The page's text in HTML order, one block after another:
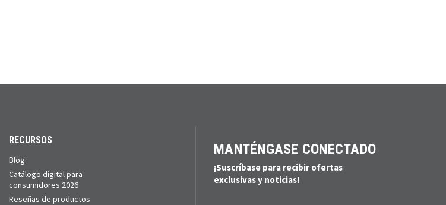
RECURSOS
Blog
Catálogo digital para
consumidores 2026
Reseñas de productos
MANTÉNGASE CONECTADO
¡Suscríbase para recibir ofertas
exclusivas y noticias!